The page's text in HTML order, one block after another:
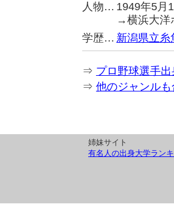
人物… 1949年5月
→横浜大洋
学歴… 新潟県立糸
⇒ プロ野球選手
⇒ 他のジャンル
姉妹サイト
有名人の出身大学ラン